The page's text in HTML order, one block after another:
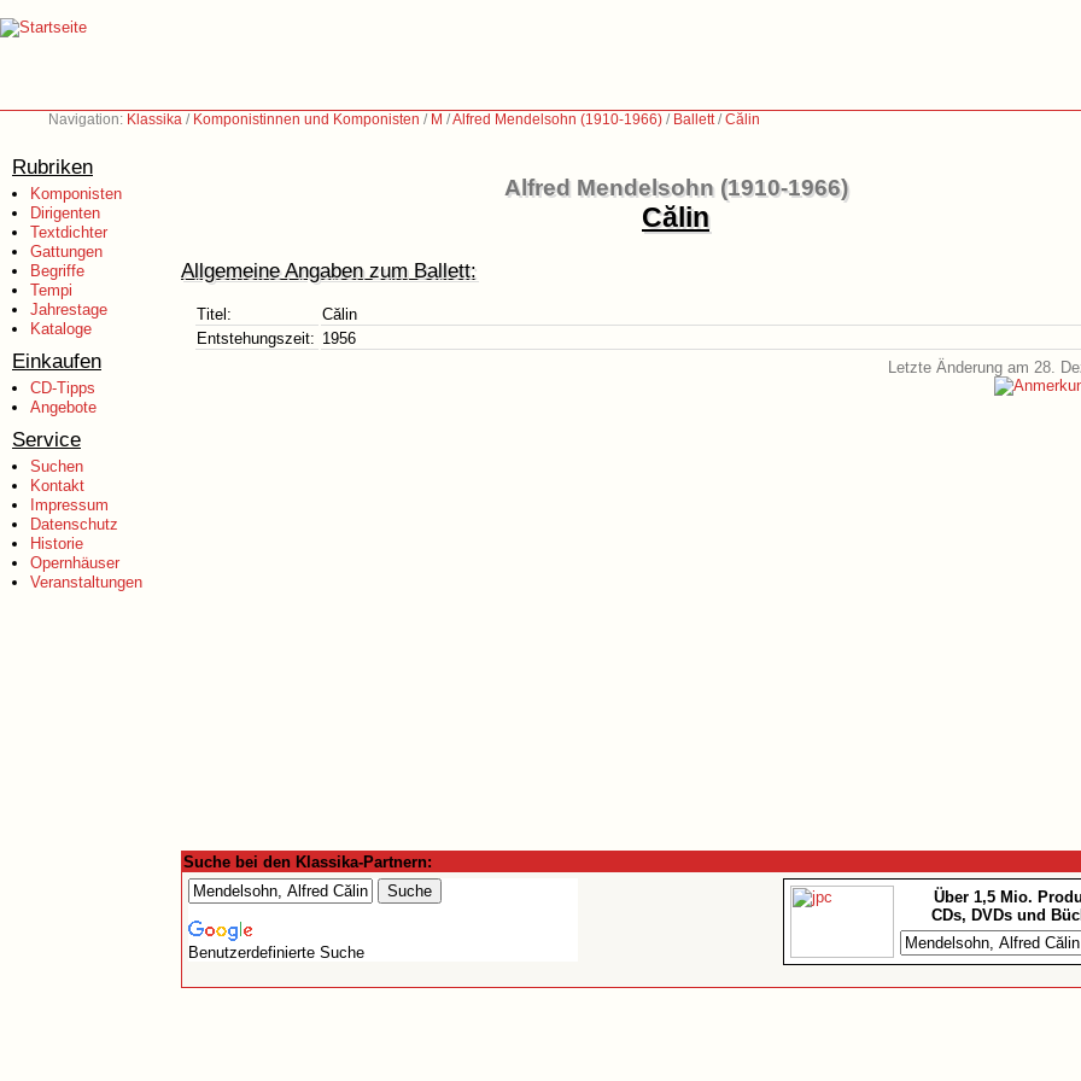
Navigation: Klassika / Komponistinnen und Komponisten / M /Alfred Mendelsohn (1910-1966) / Ballett/Călin
Rubriken
Komponisten
Dirigenten
Textdichter
Gattungen
Begriffe
Tempi
Jahrestage
Kataloge
Einkaufen
CD-Tipps
Angebote
Service
Suchen
Kontakt
Impressum
Datenschutz
Historie
Opernhäuser
Veranstaltungen
Alfred Mendelsohn (1910-1966)
Călin
Allgemeine Angaben zum Ballett:
Titel:
Călin
Entstehungszeit: 1956
Letzte Änderung am 28.
Suche bei den Klassika-Partnern:
Benutzerdefinierte Suche
Über 1,5 Mio.
CDs, DVDs und